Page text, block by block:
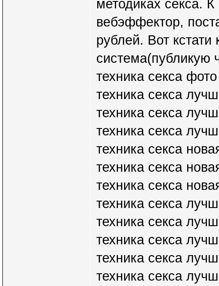
методиках секса.
вебэффектор,
рублей. Вот
система(публикую
техника секса фото
техника секса
техника секса
техника секса
техника секса
техника секса
техника секса
техника секса
техника секса
техника секса
техника секса
техника секса